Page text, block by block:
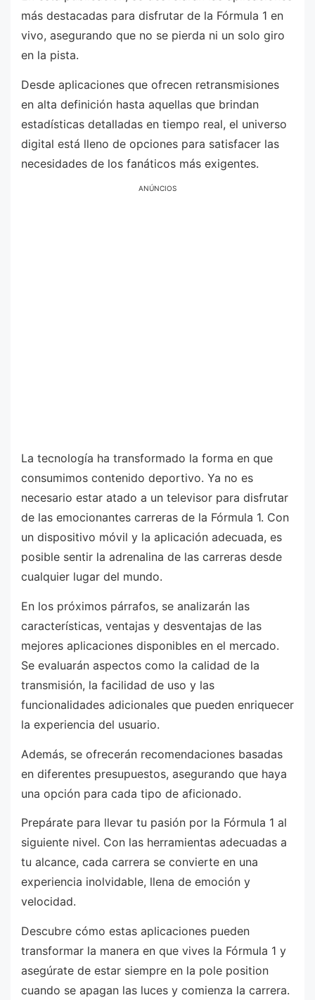
más destacadas para disfrutar de la Fórmula 1 en
vivo, asegurando que no se pierda ni un solo giro
en la pista.
Desde aplicaciones que ofrecen retransmisiones
en alta definición hasta aquellas que brindan
estadísticas detalladas en tiempo real, el universo
digital está lleno de opciones para satisfacer las
necesidades de los fanáticos más exigentes.
ANÚNCIOS
La tecnología ha transformado la forma en que
consumimos contenido deportivo. Ya no es
necesario estar atado a un televisor para disfrutar
de las emocionantes carreras de la Fórmula 1. Con
un dispositivo móvil y la aplicación adecuada, es
posible sentir la adrenalina de las carreras desde
cualquier lugar del mundo.
En los próximos párrafos, se analizarán las
características, ventajas y desventajas de las
mejores aplicaciones disponibles en el mercado.
Se evaluarán aspectos como la calidad de la
transmisión, la facilidad de uso y las
funcionalidades adicionales que pueden enriquecer
la experiencia del usuario.
Además, se ofrecerán recomendaciones basadas
en diferentes presupuestos, asegurando que haya
una opción para cada tipo de aficionado.
Prepárate para llevar tu pasión por la Fórmula 1 al
siguiente nivel. Con las herramientas adecuadas a
tu alcance, cada carrera se convierte en una
experiencia inolvidable, llena de emoción y
velocidad.
Descubre cómo estas aplicaciones pueden
transformar la manera en que vives la Fórmula 1 y
asegúrate de estar siempre en la pole position
cuando se apagan las luces y comienza la carrera.